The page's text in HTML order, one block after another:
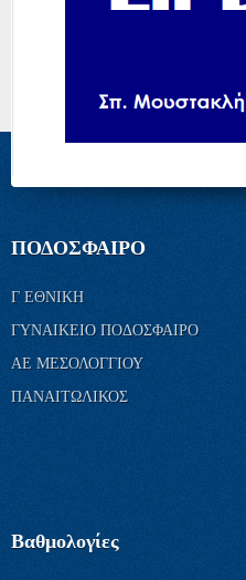
ΠΟΔΟΣΦΑΙΡΟ
Γ ΕΘΝΙΚΗ
ΓΥΝΑΙΚΕΙΟ ΠΟΔΟΣΦΑΙΡΟ
ΑΕ ΜΕΣΟΛΟΓΓΙΟΥ
ΠΑΝΑΙΤΩΛΙΚΟΣ
Βαθμολογίες